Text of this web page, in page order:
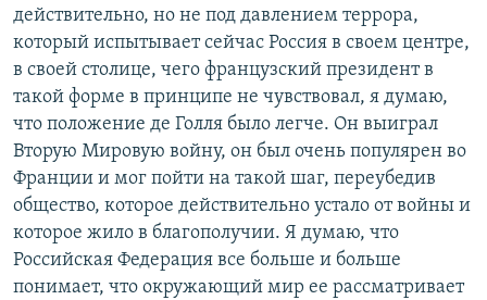
действительно, но не под давлением террора,
который испытывает сейчас Россия в своем центре,
в своей столице, чего французский президент в
такой форме в принципе не чувствовал, я думаю,
что положение де Голля было легче. Он выиграл
Вторую Мировую войну, он был очень популярен во
Франции и мог пойти на такой шаг, переубедив
общество, которое действительно устало от войны и
которое жило в благополучии. Я думаю, что
Российская Федерация все больше и больше
понимает, что окружающий мир ее рассматривает